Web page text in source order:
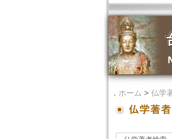
． ホーム > 仏学